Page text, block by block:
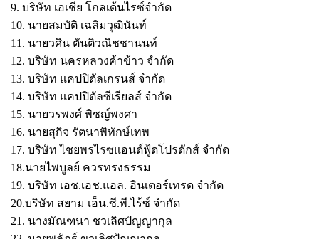
9. บริษัท เอเชีย โกลเด้นไรซ์จำกัด
10. นายสมบัติ เฉลิมวุฒินันท์
11. นายวศิน ตันติวณิชชานนท์
12. บริษัท นครหลวงค้าข้าว จำกัด
13. บริษัท แคปปิตัลเกรนส์ จำกัด
14. บริษัท แคปปิตัลซีเรียลส์ จำกัด
15. นายวรพงศ์ พิชญ์พงศา
16. นายสุกิจ รัตนาพิทักษ์เทพ
17. บริษัท ไชยพรไรซแอนด์ฟู้ดโปรดักส์ จำกัด
18.นายไพบูลย์ ควรทรงธรรม
19. บริษัท เอช.เอช.แอล. อินเตอร์เทรด จำกัด
20.บริษัท สยาม เอ็น.ซี.พี.ไร้ซ์ จำกัด
21. นางมัณฑนา ชวเลิศปัญญากุล